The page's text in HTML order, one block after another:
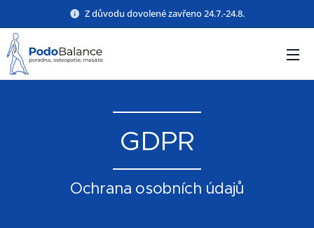
Z důvodu dovolené zavřeno 24.7.-24.8.
GDPR
Ochrana osobních údajů